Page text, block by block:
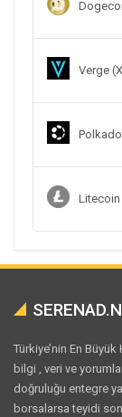
Verge
Litecoin
Türkiye’nin En
bilgi , veri ve
doğruluğu entegre
borsalarsa teyidi